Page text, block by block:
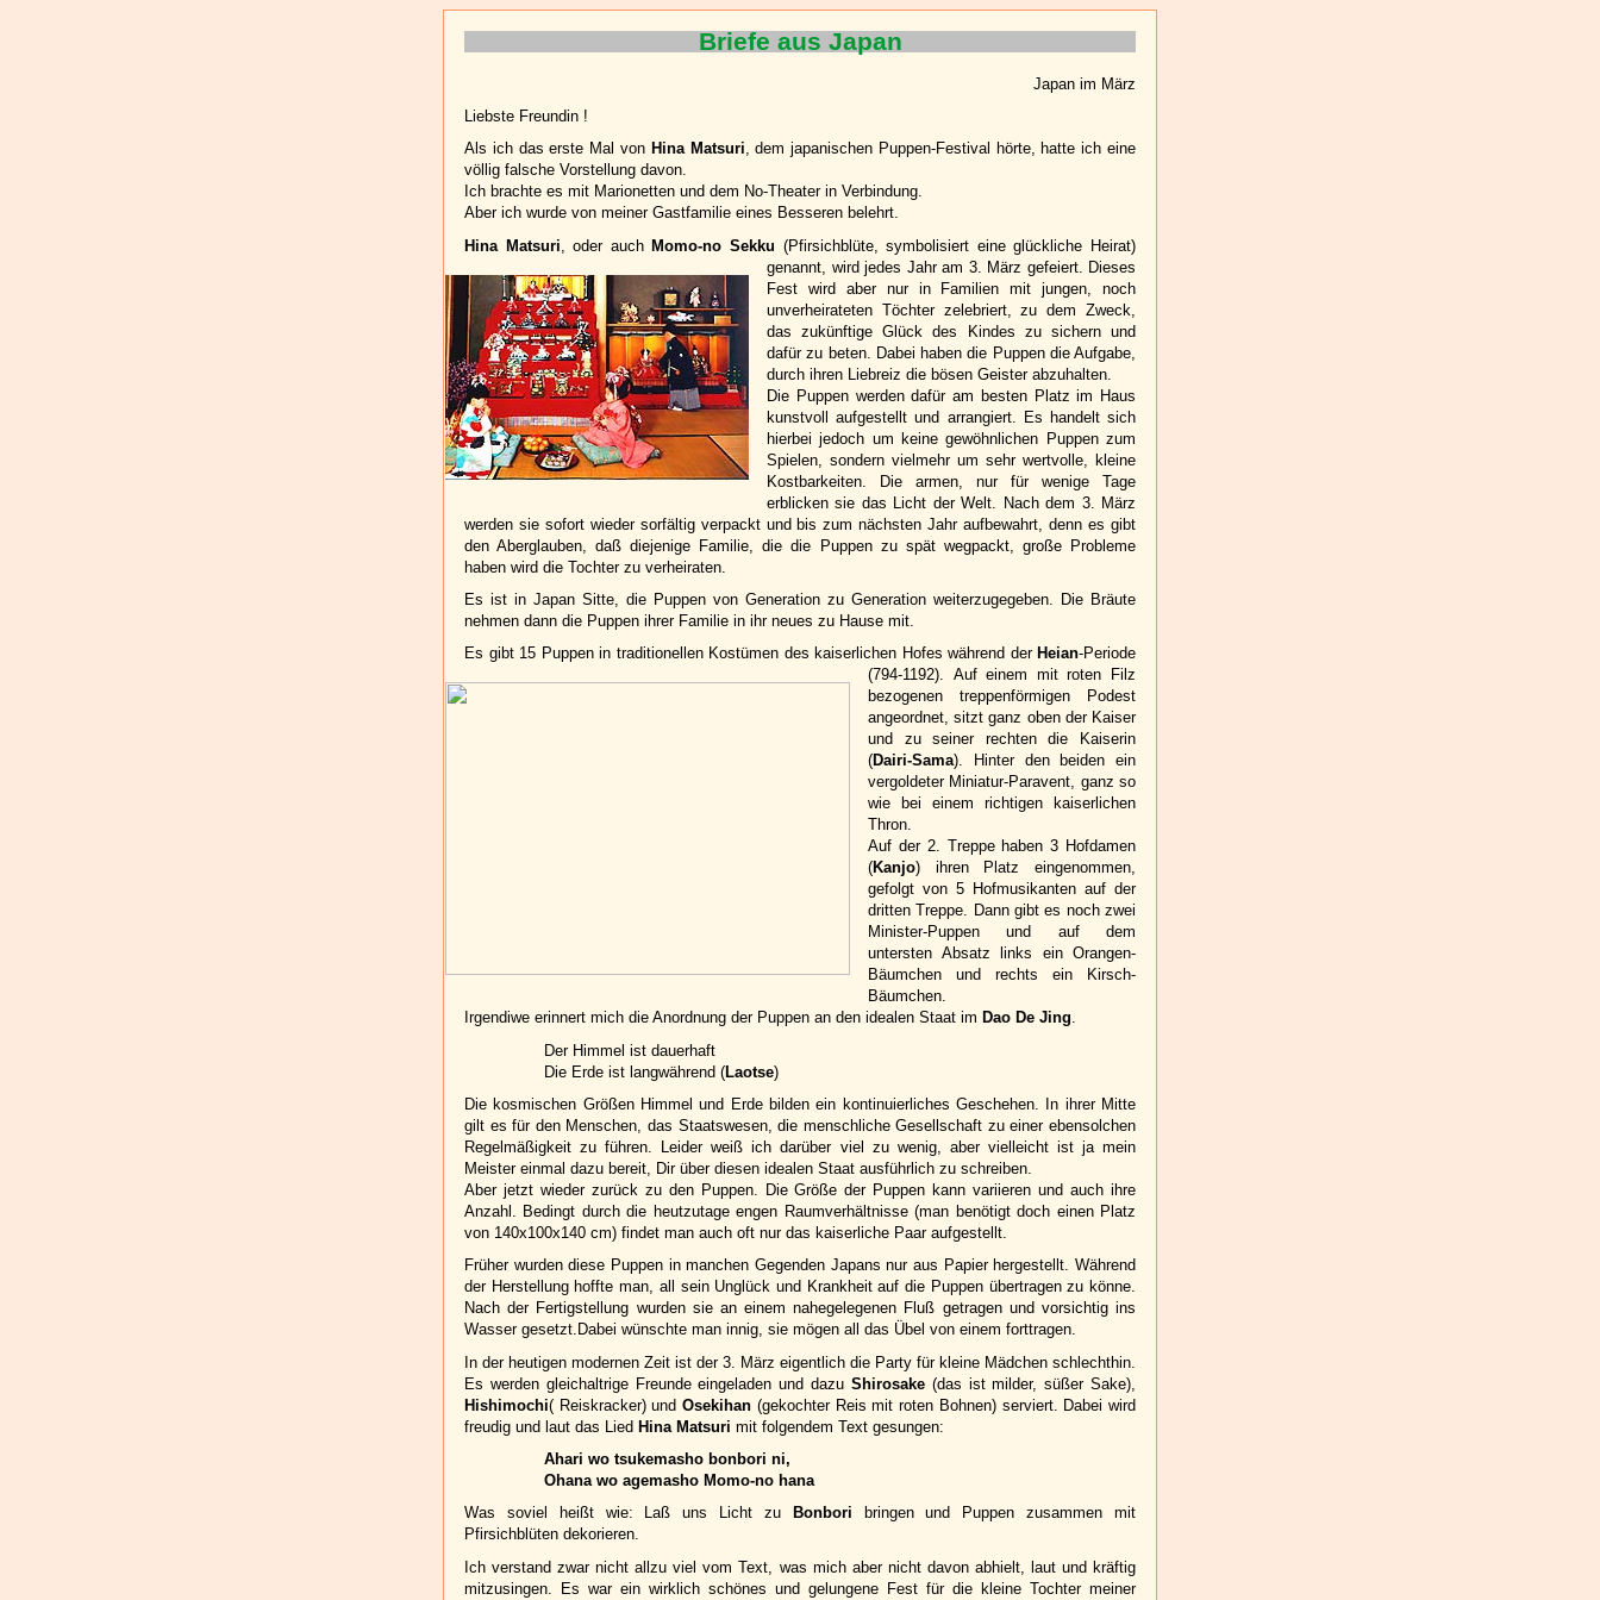
Briefe aus Japan
Japan im März
Liebste Freundin !
Als ich das erste Mal von Hina Matsuri, dem japanischen Puppen-Festival hörte, hatte ich eine
völlig falsche Vorstellung davon.
Ich brachte es mit Marionetten und dem No-Theater in Verbindung.
Aber ich wurde von meiner Gastfamilie eines Besseren belehrt.
Hina Matsuri , oder auchMomo-no Sekku (Pfirsichblüte, symbolisiert eine glückliche Heirat)
genannt, wird jedes Jahr am 3. März gefeiert. Dieses
Fest wird aber nur in Familien mit jungen, noch
unverheirateten Töchter zelebriert, zu dem Zweck,
das zukünftige Glück des Kindes zu sichern und
dafür zu beten. Dabei haben die Puppen die Aufgabe,
durch ihren Liebreiz die bösen Geister abzuhalten.
Die Puppen werden dafür am besten Platz im Haus
kunstvoll aufgestellt und arrangiert. Es handelt sich
hierbei jedoch um keine gewöhnlichen Puppen zum
Spielen, sondern vielmehr um sehr wertvolle, kleine
Kostbarkeiten. Die armen, nur für wenige Tage
erblicken sie das Licht der Welt. Nach dem 3. März
werden sie sofort wieder sorfältig verpackt und bis zum nächsten Jahr aufbewahrt, denn es gibt
den Aberglauben, daß diejenige Familie, die die Puppen zu spät wegpackt, große Probleme
haben wird die Tochter zu verheiraten.
Es ist in Japan Sitte, die Puppen von Generation zu Generation weiterzugegeben. Die Bräute
nehmen dann die Puppen ihrer Familie in ihr neues zu Hause mit.
Es gibt 15 Puppen in traditionellen Kostümen des kaiserlichen Hofes während der Heian-Periode
(794-1192). Auf einem mit roten Filz
bezogenen treppenförmigen Podest
angeordnet, sitzt ganz oben der Kaiser
und zu seiner rechten die Kaiserin
(Dairi-Sama). Hinter den beiden ein
vergoldeter Miniatur-Paravent, ganz so
wie bei einem richtigen kaiserlichen
Thron.
Auf der 2. Treppe haben 3 Hofdamen
(Kanjo) ihren Platz eingenommen,
gefolgt von 5 Hofmusikanten auf der
dritten Treppe. Dann gibt es noch zwei
Minister-Puppen und auf dem
untersten Absatz links ein Orangen-
Bäumchen und rechts ein Kirsch-
Bäumchen.
Irgendiwe erinnert mich die Anordnung der Puppen an den idealen Staat im Dao De Jing.
Der Himmel ist dauerhaft
Die Erde ist langwährend (Laotse)
Die kosmischen Größen Himmel und Erde bilden ein kontinuierliches Geschehen. In ihrer Mitte
gilt es für den Menschen, das Staatswesen, die menschliche Gesellschaft zu einer ebensolchen
Regelmäßigkeit zu führen. Leider weiß ich darüber viel zu wenig, aber vielleicht ist ja mein
Meister einmal dazu bereit, Dir über diesen idealen Staat ausführlich zu schreiben.
Aber jetzt wieder zurück zu den Puppen. Die Größe der Puppen kann variieren und auch ihre
Anzahl. Bedingt durch die heutzutage engen Raumverhältnisse (man benötigt doch einen Platz
von 140x100x140 cm) findet man auch oft nur das kaiserliche Paar aufgestellt.
Früher wurden diese Puppen in manchen Gegenden Japans nur aus Papier hergestellt. Während
der Herstellung hoffte man, all sein Unglück und Krankheit auf die Puppen übertragen zu könne.
Nach der Fertigstellung wurden sie an einem nahegelegenen Fluß getragen und vorsichtig ins
Wasser gesetzt.Dabei wünschte man innig, sie mögen all das Übel von einem forttragen.
In der heutigen modernen Zeit ist der 3. März eigentlich die Party für kleine Mädchen schlechthin.
Es werden gleichaltrige Freunde eingeladen und dazu Shirosake(das ist milder, süßer Sake),
Hishimochi( Reiskracker) undOsekihan (gekochter Reis mit roten Bohnen) serviert. Dabei wird
freudig und laut das Lied Hina Matsuri mit folgendem Text gesungen:
Ahari wo tsukemasho bonbori ni,
Ohana wo agemasho Momo-no hana
Was soviel heißt wie: Laß uns Licht zu
Bonbori bringen und Puppen zusammen mit
Pfirsichblüten dekorieren.
Ich verstand zwar nicht allzu viel vom Text, was mich aber nicht davon abhielt, laut und kräftig
mitzusingen. Es war ein wirklich schönes und gelungene Fest für die kleine Tochter meiner